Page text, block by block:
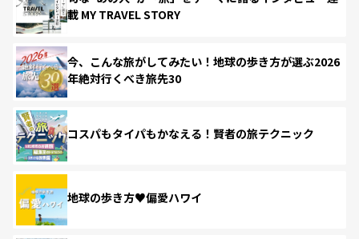
載 MY TRAVEL STORY
今、こんな旅がしてみたい！地球の歩き方が選ぶ2026
年絶対行くべき旅先30
コスパもタイパもかなえる！賢者の旅テクニック
地球の歩き方♥偏愛ハワイ